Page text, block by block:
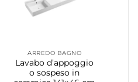
ARREDO BAGNO
Lavabo d’appoggio
o sospeso in